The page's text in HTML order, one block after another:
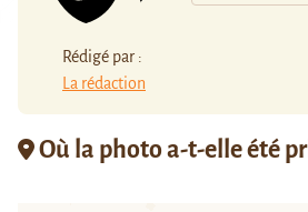
Rédigé par :
La rédaction
Où la photo a-t-elle été